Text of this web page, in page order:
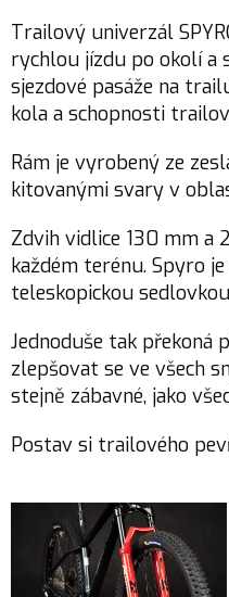
Trailový univerzál
rychlou jízdu po okolí a
sjezdové pasáže na
kola a schopnosti
Rám je vyrobený ze
kitovanými svary v
Zdvih vidlice 130 mm a
každém terénu. Spyro
teleskopickou
Jednoduše tak překoná
zlepšovat se ve všech
stejně zábavné, jako
Postav si trailového